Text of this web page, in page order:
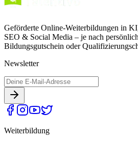
Geförderte Online-Weiterbildungen in
SEO & Social Media – je nach
Bildungsgutschein oder
Newsletter
Weiterbildung